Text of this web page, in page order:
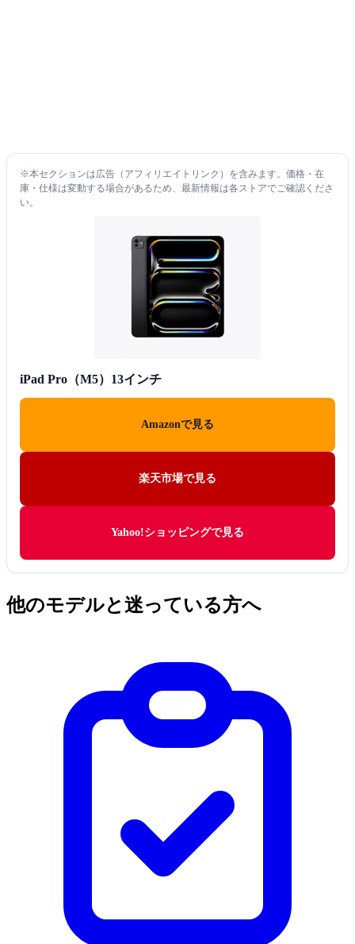
※本セクションは広告（アフィリエイトリンク）を含みます。価格・在
庫・仕様は変動する場合があるため、最新情報は各ストアでご確認くださ
い。
iPad Pro（M5）13インチ
Amazonで見る
楽天市場で見る
Yahoo!ショッピングで見る
他のモデルと迷っている方へ